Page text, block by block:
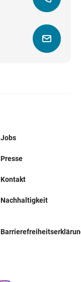
Jobs
Presse
Kontakt
Nachhaltigkeit